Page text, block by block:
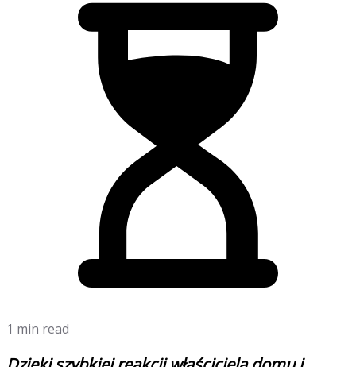
1 min read